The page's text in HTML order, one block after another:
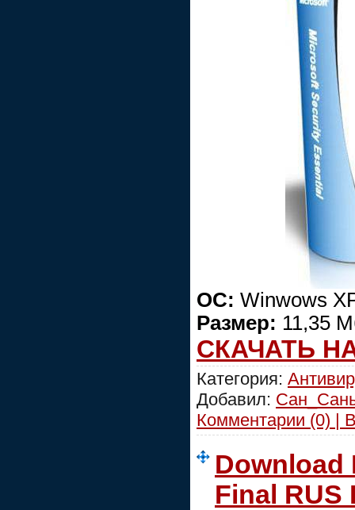
ОС: Winwows
Размер: 11,35
СКАЧАТЬ
Категория:
Добавил:
Комментарии (0) |
Download
Final RUS